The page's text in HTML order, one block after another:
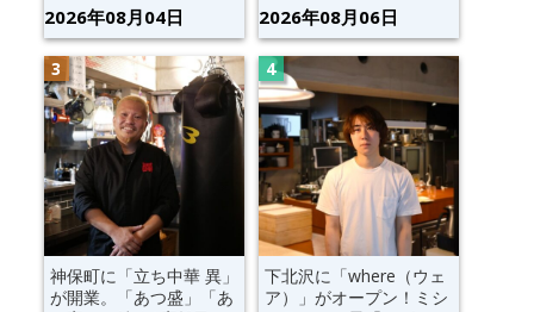
2026年08月04日 2026年08月06日
神保町に「立ち中華 異」
が開業。「あつ盛」「あ
下北沢に「where（ウェ
ア）」がオープン！ミシ